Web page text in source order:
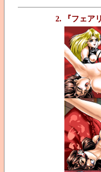
2. 『フェア